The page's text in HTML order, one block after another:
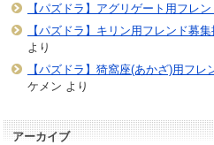
【パズドラ】アグリゲート用フレ
【パズドラ】キリン用フレンド募
より
【パズドラ】猗窩座(あかざ)用フ
ケメン より
アーカイブ